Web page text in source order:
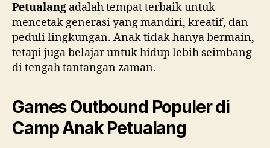
Petualang adalah tempat terbaik untuk
mencetak generasi yang mandiri, kreatif, dan
peduli lingkungan. Anak tidak hanya bermain,
tetapi juga belajar untuk hidup lebih seimbang
di tengah tantangan zaman.
Games Outbound Populer di
Camp Anak Petualang